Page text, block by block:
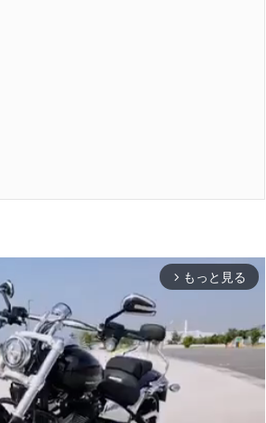
arrow_forward_ios もっと見る